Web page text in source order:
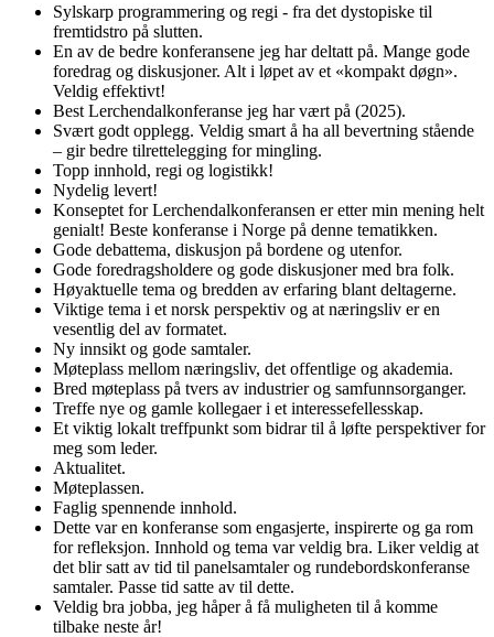
Sylskarp programmering og regi - fra det dystopiske til
fremtidstro på slutten.
En av de bedre konferansene jeg har deltatt på. Mange gode
foredrag og diskusjoner. Alt i løpet av et «kompakt døgn».
Veldig effektivt!
Best Lerchendalkonferanse jeg har vært på (2025).
Svært godt opplegg. Veldig smart å ha all bevertning stående
– gir bedre tilrettelegging for mingling.
Topp innhold, regi og logistikk!
Nydelig levert!
Konseptet for Lerchendalkonferansen er etter min mening helt
genialt! Beste konferanse i Norge på denne tematikken.
Gode debattema, diskusjon på bordene og utenfor.
Gode foredragsholdere og gode diskusjoner med bra folk.
Høyaktuelle tema og bredden av erfaring blant deltagerne.
Viktige tema i et norsk perspektiv og at næringsliv er en
vesentlig del av formatet.
Ny innsikt og gode samtaler.
Møteplass mellom næringsliv, det offentlige og akademia.
Bred møteplass på tvers av industrier og samfunnsorganger.
Treffe nye og gamle kollegaer i et interessefellesskap.
Et viktig lokalt treffpunkt som bidrar til å løfte perspektiver for
meg som leder.
Aktualitet.
Møteplassen.
Faglig spennende innhold.
Dette var en konferanse som engasjerte, inspirerte og ga rom
for refleksjon. Innhold og tema var veldig bra. Liker veldig at
det blir satt av tid til panelsamtaler og rundebordskonferanse
samtaler. Passe tid satte av til dette.
Veldig bra jobba, jeg håper å få muligheten til å komme
tilbake neste år!